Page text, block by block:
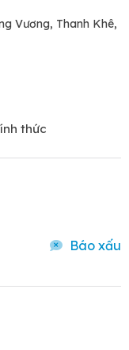
Vương, Thanh Khê,
thức
Báo xấu